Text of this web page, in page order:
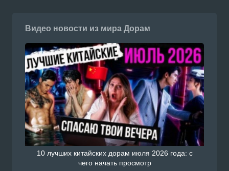
Видео новости из мира Дорам
10 лучших китайских дорам июля 2026 года: с
чего начать просмотр